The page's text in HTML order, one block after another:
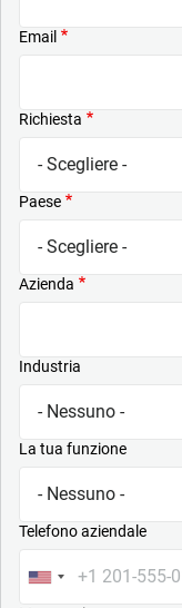
Email
Richiesta
Paese
Azienda
Industria
La tua funzione
Telefono aziendale